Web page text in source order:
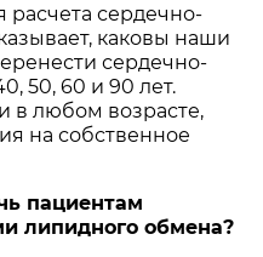
сердечно-
каковы наши
сердечно-
50, 60 и 90 лет.
в любом возрасте,
на собственное
пациентам
липидного обмена?